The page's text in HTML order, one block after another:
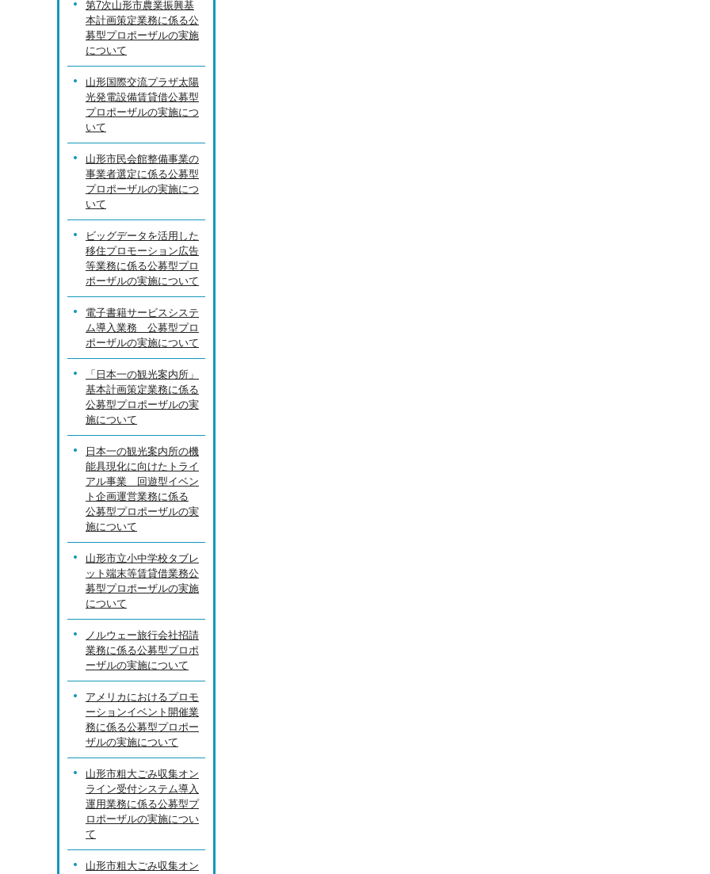
第7次山形市農業振興基
本計画策定業務に係る公
募型プロポーザルの実施
について
山形国際交流プラザ太陽
光発電設備賃貸借公募型
プロポーザルの実施につ
いて
山形市民会館整備事業の
事業者選定に係る公募型
プロポーザルの実施につ
いて
ビッグデータを活用した
移住プロモーション広告
等業務に係る公募型プロ
ポーザルの実施について
電子書籍サービスシステ
ム導入業務 公募型プロ
ポーザルの実施について
「日本一の観光案内所」
基本計画策定業務に係る
公募型プロポーザルの実
施について
日本一の観光案内所の機
能具現化に向けたトライ
アル事業 回遊型イベン
ト企画運営業務に係る
公募型プロポーザルの実
施について
山形市立小中学校タブレ
ット端末等賃貸借業務公
募型プロポーザルの実施
について
ノルウェー旅行会社招請
業務に係る公募型プロポ
ーザルの実施について
アメリカにおけるプロモ
ーションイベント開催業
務に係る公募型プロポー
ザルの実施について
山形市粗大ごみ収集オン
ライン受付システム導入
運用業務に係る公募型プ
ロポーザルの実施につい
て
山形市粗大ごみ収集オン